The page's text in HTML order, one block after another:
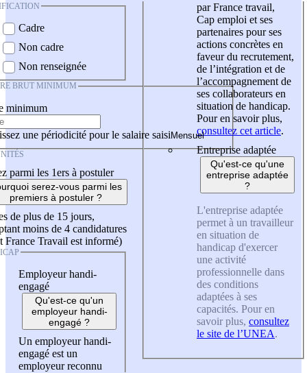
Cadre
Non cadre
Non renseignée
BRUT MINIMUM
minimum
une périodicité pour le salaire saisi
parmi les 1ers à postuler
serez-vous parmi les
premiers à postuler ?
de plus de 15 jours,
moins de 4 candidatures
France Travail est informé)
Employeur handi-
engagé
Qu'est-ce qu'un
employeur handi-
engagé ?
Un employeur handi-
engagé est un
employeur reconnu
par France travail,
Cap emploi et ses
partenaires pour ses
actions concrètes en
faveur du recrutement,
de l’intégration et de
l’accompagnement de
ses collaborateurs en
situation de handicap.
Pour en savoir plus,
consultez cet article.
Entreprise adaptée
Qu'est-ce qu'une
entreprise adaptée
?
L'entreprise adaptée
permet à un travailleur
en situation de
handicap d'exercer
une activité
professionnelle dans
des conditions
adaptées à ses
capacités. Pour en
savoir plus, consultez
le site de l’UNEA.